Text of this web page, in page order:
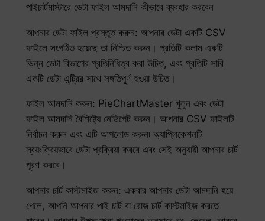
পাইচার্টমাস্টারে ডেটা ফাইল আমদানি কীভাবে ব্যবহার করবেন
আপনার ডেটা ফাইল প্রস্তুত করুন: আপনার ডেটা একটি CSV
ফাইলে সংগঠিত হয়েছে তা নিশ্চিত করুন। প্রতিটি কলাম একটি
ভিন্ন ডেটা বিভাগের প্রতিনিধিত্ব করা উচিত, এবং প্রতিটি সারি
একটি ডেটা এন্ট্রির সাথে সঙ্গতিপূর্ণ হওয়া উচিত।
ফাইল আমদানি করুন: PieChartMaster খুলুন এবং ডেটা
ফাইল আমদানি বৈশিষ্ট্যে নেভিগেট করুন। আপনার CSV ফাইলটি
নির্বাচন করুন এবং এটি আপলোড করুন৷ অ্যাপ্লিকেশনটি
স্বয়ংক্রিয়ভাবে ডেটা প্রক্রিয়া করবে এবং সেই অনুযায়ী আপনার চার্ট
পূরণ করবে।
আপনার চার্ট কাস্টমাইজ করুন: একবার আপনার ডেটা আমদানি হয়ে
গেলে, আপনি আপনার পাই চার্ট বা রোজ চার্ট কাস্টমাইজ করতে